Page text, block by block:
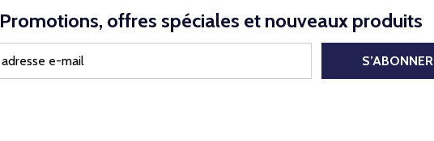
Promotions, offres spéciales et nouveaux produits
S’ABONNER